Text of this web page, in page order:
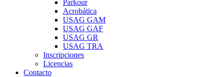
Parkour
Acrobática
USAG GAM
USAG GAF
USAG GR
USAG TRA
Inscripciones
Licencias
Contacto